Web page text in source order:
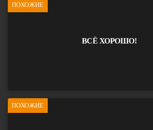
ПОХОЖИЕ
ВСЁ ХОРОШО!
ПОХОЖИЕ